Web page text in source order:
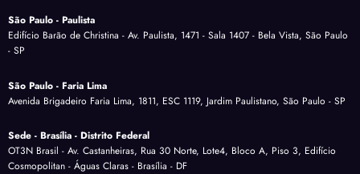
São Paulo - Paulista
Edifício Barão de Christina - Av. Paulista, 1471 - Sala 1407 - Bela Vista, São Paulo
- SP
São Paulo - Faria Lima
Avenida Brigadeiro Faria Lima, 1811, ESC 1119, Jardim Paulistano, São Paulo - SP
Sede - Brasília - Distrito Federal
OT3N Brasil - Av. Castanheiras, Rua 30 Norte, Lote4, Bloco A, Piso 3, Edifício
Cosmopolitan - Águas Claras - Brasília - DF